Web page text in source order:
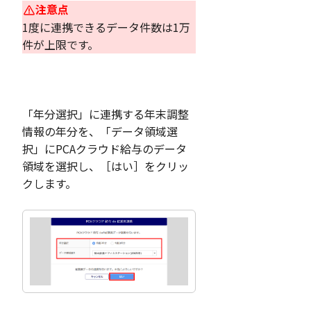
注意点
1度に連携できるデータ件数は1万
件が上限です。
「年分選択」に連携する年末調整
情報の年分を、「データ領域選
択」にPCAクラウド給与のデータ
領域を選択し、［はい］をクリッ
クします。